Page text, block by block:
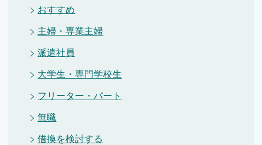
おすすめ
主婦・専業主婦
派遣社員
大学生・専門学校生
フリーター・パート
無職
借換を検討する